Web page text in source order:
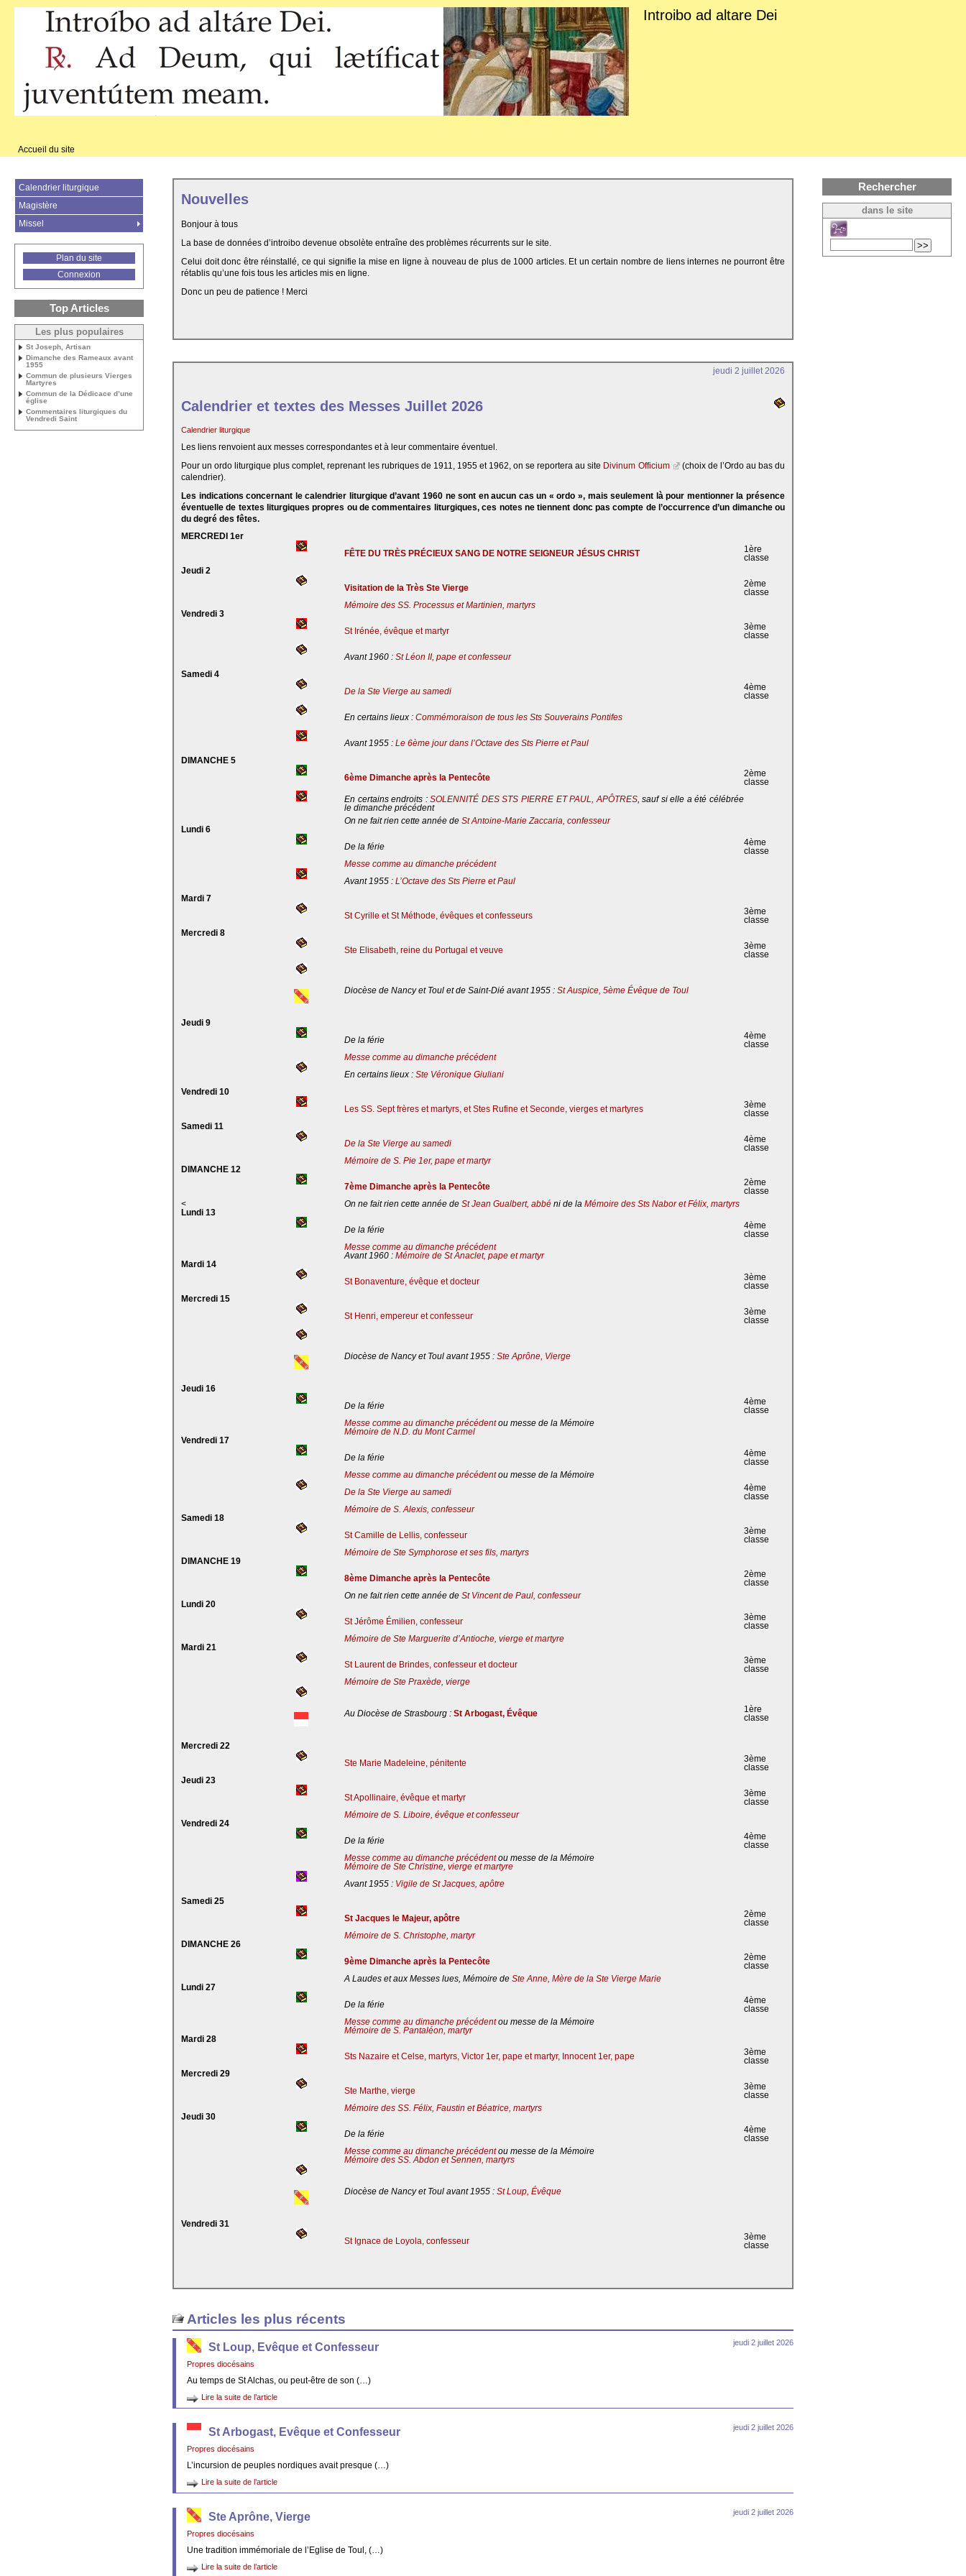
Introibo ad altare Dei
Accueil du site
Nouvelles
Bonjour à tous
La base de données d’introibo devenue obsolète entraîne des problèmes récurrents sur le site.
Celui doit donc être réinstallé, ce qui signifie la mise en ligne à nouveau de plus de 1000 articles. Et un certain nombre de liens internes ne pourront être
rétablis qu’une fois tous les articles mis en ligne.
Donc un peu de patience ! Merci
jeudi 2 juillet 2026
Calendrier et textes des Messes Juillet 2026
Calendrier liturgique
Les liens renvoient aux messes correspondantes et à leur commentaire éventuel.
Pour un ordo liturgique plus complet, reprenant les rubriques de 1911, 1955 et 1962, on se reportera au site Divinum Officium
(choix de l’Ordo au bas du
calendrier).
Les indications concernant le calendrier liturgique d’avant 1960 ne sont en aucun cas un « ordo », mais seulement là pour mentionner la présence
éventuelle de textes liturgiques propres ou de commentaires liturgiques, ces notes ne tiennent donc pas compte de l’occurrence d’un dimanche ou
du degré des fêtes.
MERCREDI 1er
FÊTE DU TRÈS PRÉCIEUX SANG DE NOTRE SEIGNEUR JÉSUS CHRIST
1ère
classe
Jeudi 2
Visitation de la Très Ste Vierge
2ème
classe
Mémoire des SS. Processus et Martinien, martyrs
Vendredi 3
St Irénée, évêque et martyr
3ème
classe
Avant 1960 : St Léon II, pape et confesseur
Samedi 4
De la Ste Vierge au samedi
4ème
classe
En certains lieux : Commémoraison de tous les Sts Souverains Pontifes
Avant 1955 : Le 6ème jour dans l’Octave des Sts Pierre et Paul
DIMANCHE 5
6ème Dimanche après la Pentecôte
2ème
classe
En certains endroits :SOLENNITÉ DES STS PIERRE ET PAUL, APÔTRES, sauf si elle a été célébrée
le dimanche précédent
On ne fait rien cette année de St Antoine-Marie Zaccaria, confesseur
Lundi 6
De la férie
4ème
classe
Messe comme au dimanche précédent
Avant 1955 : L’Octave des Sts Pierre et Paul
Mardi 7
St Cyrille et St Méthode, évêques et confesseurs
3ème
classe
Mercredi 8
Ste Elisabeth, reine du Portugal et veuve
3ème
classe
Diocèse de Nancy et Toul et de Saint-Dié avant 1955 : St Auspice, 5ème Évêque de Toul
Jeudi 9
De la férie
4ème
classe
Messe comme au dimanche précédent
En certains lieux : Ste Véronique Giuliani
Vendredi 10
Les SS. Sept frères et martyrs, et Stes Rufine et Seconde, vierges et martyres
3ème
classe
Samedi 11
De la Ste Vierge au samedi
4ème
classe
Mémoire de S. Pie 1er, pape et martyr
DIMANCHE 12
7ème Dimanche après la Pentecôte
2ème
classe
<
On ne fait rien cette année de St Jean Gualbert, abbé ni de la Mémoire des Sts Nabor et Félix, martyrs
Lundi 13
De la férie
4ème
classe
Messe comme au dimanche précédent
Avant 1960 : Mémoire de St Anaclet, pape et martyr
Mardi 14
St Bonaventure, évêque et docteur
3ème
classe
Mercredi 15
St Henri, empereur et confesseur
3ème
classe
Diocèse de Nancy et Toul avant 1955 : Ste Aprône, Vierge
Jeudi 16
De la férie
4ème
classe
Messe comme au dimanche précédentou messe de la Mémoire
Mémoire de N.D. du Mont Carmel
Vendredi 17
De la férie
4ème
classe
Messe comme au dimanche précédentou messe de la Mémoire
De la Ste Vierge au samedi
4ème
classe
Mémoire de S. Alexis, confesseur
Samedi 18
St Camille de Lellis, confesseur
3ème
classe
Mémoire de Ste Symphorose et ses fils, martyrs
DIMANCHE 19
8ème Dimanche après la Pentecôte
2ème
classe
On ne fait rien cette année de St Vincent de Paul, confesseur
Lundi 20
St Jérôme Émilien, confesseur
3ème
classe
Mémoire de Ste Marguerite d’Antioche, vierge et martyre
Mardi 21
St Laurent de Brindes, confesseur et docteur
3ème
classe
Mémoire de Ste Praxède, vierge
Au Diocèse de Strasbourg : St Arbogast, Évêque
1ère
classe
Mercredi 22
Ste Marie Madeleine, pénitente
3ème
classe
Jeudi 23
St Apollinaire, évêque et martyr
3ème
classe
Mémoire de S. Liboire, évêque et confesseur
Vendredi 24
De la férie
4ème
classe
Messe comme au dimanche précédentou messe de la Mémoire
Mémoire de Ste Christine, vierge et martyre
Avant 1955 : Vigile de St Jacques, apôtre
Samedi 25
St Jacques le Majeur, apôtre
2ème
classe
Mémoire de S. Christophe, martyr
DIMANCHE 26
9ème Dimanche après la Pentecôte
2ème
classe
A Laudes et aux Messes lues, Mémoire de Ste Anne, Mère de la Ste Vierge Marie
Lundi 27
De la férie
4ème
classe
Messe comme au dimanche précédentou messe de la Mémoire
Mémoire de S. Pantaléon, martyr
Mardi 28
Sts Nazaire et Celse, martyrs, Victor 1er, pape et martyr, Innocent 1er, pape
3ème
classe
Mercredi 29
Ste Marthe, vierge
3ème
classe
Mémoire des SS. Félix, Faustin et Béatrice, martyrs
Jeudi 30
De la férie
4ème
classe
Messe comme au dimanche précédentou messe de la Mémoire
Mémoire des SS. Abdon et Sennen, martyrs
Diocèse de Nancy et Toul avant 1955 : St Loup, Évêque
Vendredi 31
St Ignace de Loyola, confesseur
3ème
classe
Articles les plus récents
jeudi 2 juillet 2026
St Loup, Evêque et Confesseur
Propres diocésains
Au temps de St Alchas, ou peut-être de son (…)
Lire la suite de l’article
jeudi 2 juillet 2026
St Arbogast, Evêque et Confesseur
Propres diocésains
L’incursion de peuples nordiques avait presque (…)
Lire la suite de l’article
jeudi 2 juillet 2026
Ste Aprône, Vierge
Propres diocésains
Une tradition immémoriale de l’Eglise de Toul, (…)
Lire la suite de l’article
Calendrier liturgique
Magistère
Missel
Plan du site
Connexion
Top Articles
Les plus populaires
St Joseph, Artisan
Dimanche des Rameaux avant
1955
Commun de plusieurs Vierges
Martyres
Commun de la Dédicace d’une
église
Commentaires liturgiques du
Vendredi Saint
Rechercher
dans le site